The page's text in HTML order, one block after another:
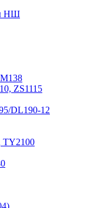
НШ
ZS1115
DL190-12
TY2100